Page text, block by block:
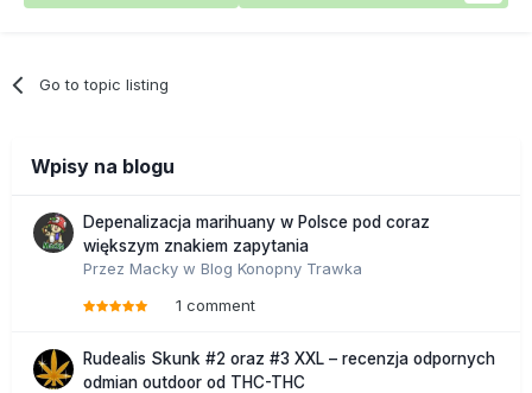
Go to topic listing
Wpisy na blogu
Depenalizacja marihuany w Polsce pod coraz
większym znakiem zapytania
Przez Macky w Blog Konopny Trawka
1 comment
Rudealis Skunk #2 oraz #3 XXL – recenzja odpornych
odmian outdoor od THC-THC